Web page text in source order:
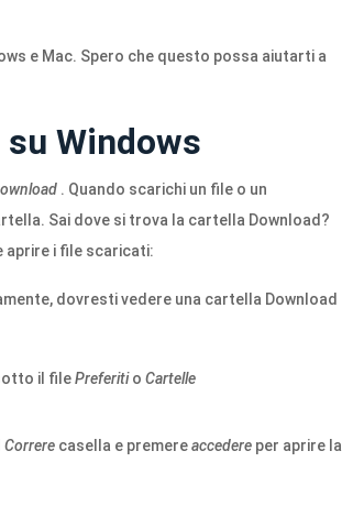
e Mac. Spero che questo possa aiutarti a
Windows
. Quando scarichi un file o un
Sai dove si trova la cartella Download?
aprire i file scaricati:
dovresti vedere una cartella Download
il filePreferitio Cartelle
Correre casella e premereaccedere per aprire la